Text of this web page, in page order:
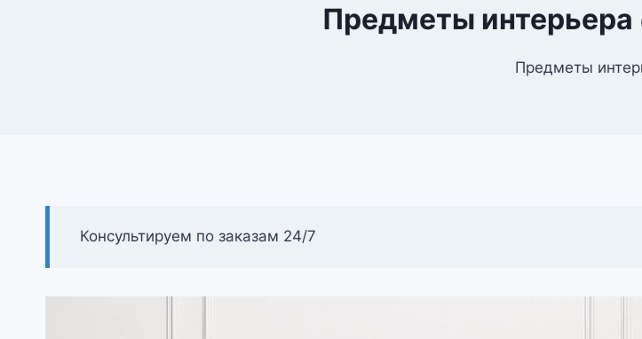
Предметы интерьера
Предметы
Консультируем по заказам 24/7